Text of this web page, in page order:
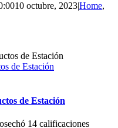
10 octubre, 2023|Home,
de Estación
de Estación